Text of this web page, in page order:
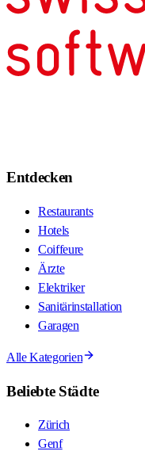
Entdecken
Restaurants
Hotels
Coiffeure
Ärzte
Elektriker
Sanitärinstallation
Garagen
Alle Kategorien
Beliebte Städte
Zürich
Genf